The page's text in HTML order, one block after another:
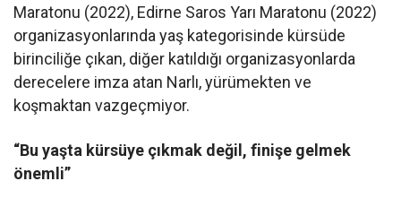
Maratonu (2022), Edirne Saros Yarı Maratonu (2022)
organizasyonlarında yaş kategorisinde kürsüde
birinciliğe çıkan, diğer katıldığı organizasyonlarda
derecelere imza atan Narlı, yürümekten ve
koşmaktan vazgeçmiyor.
“Bu yaşta kürsüye çıkmak değil, finişe gelmek
önemli”